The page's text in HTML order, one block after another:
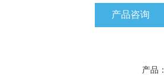
产品咨询
产品：